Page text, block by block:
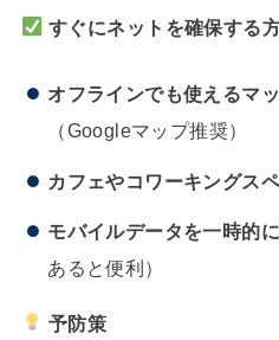
すぐにネットを確保する
オフラインでも使えるマ
（Googleマップ推奨）
カフェやコワーキングス
モバイルデータを一時的
あると便利）
予防策